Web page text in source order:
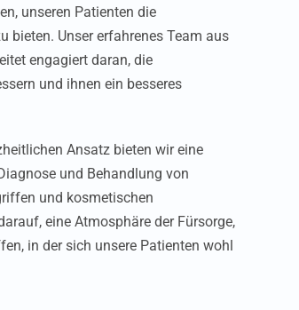
unseren Patienten die
bieten. Unser erfahrenes Team aus
engagiert daran, die
und ihnen ein besseres
Ansatz bieten wir eine
und Behandlung von
und kosmetischen
eine Atmosphäre der Fürsorge,
in der sich unsere Patienten wohl